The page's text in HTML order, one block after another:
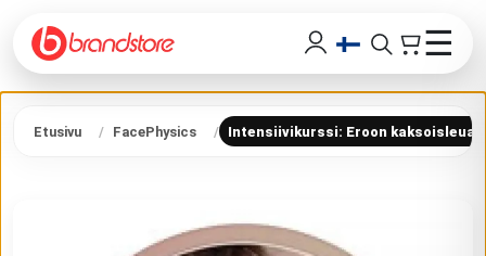
☰
Etusivu FacePhysics Intensiivikurssi: Eroon